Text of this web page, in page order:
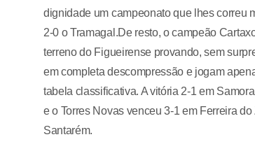
dignidade um campeonato que lhes correu
2-0 o Tramagal.De resto, o campeão
terreno do Figueirense provando, sem
em completa descompressão e jogam
tabela classificativa. A vitória 2-1 em
e o Torres Novas venceu 3-1 em Ferreira
Santarém.